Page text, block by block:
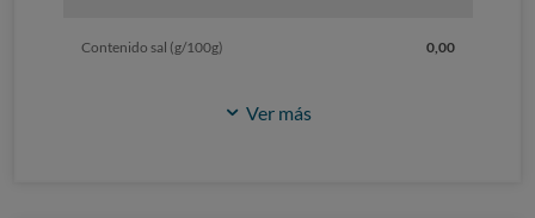
Contenido sal (g/100g) 0,00
Ver más